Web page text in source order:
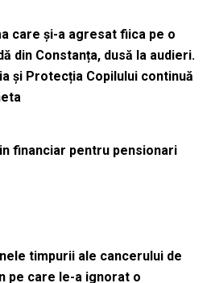
care și-a agresat fiica pe o
din Constanța, dusă la audieri.
și Protecția Copilului continuă
financiar pentru pensionari
timpurii ale cancerului de
pe care le-a ignorat o